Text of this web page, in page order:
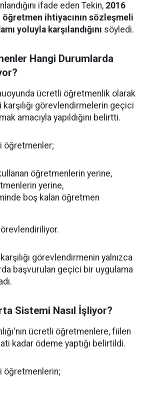
ifade eden Tekin, 2016
öğretmen ihtiyacının sözleşmeli
yoluyla karşılandığını söyledi.
Hangi Durumlarda
ücretli öğretmenlik olarak
görevlendirmelerin geçici
amacıyla yapıldığını belirtti.
öğretmenler;
öğretmenlerin yerine,
yerine,
boş kalan öğretmen
görevlendirmenin yalnızca
başvurulan geçici bir uygulama
Sistemi Nasıl İşliyor?
ücretli öğretmenlere, fiilen
kadar ödeme yaptığı belirtildi.
öğretmenlerin;